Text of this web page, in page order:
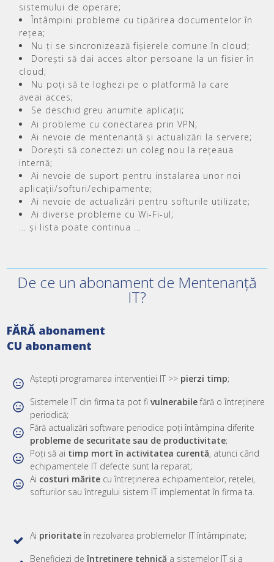
sistemului de operare;
Întâmpini probleme cu tipărirea documentelor în
rețea;
Nu ți se sincronizează fișierele comune în cloud;
Dorești să dai acces altor persoane la un fisier în
cloud;
Nu poți să te loghezi pe o platformă la care
aveai acces;
Se deschid greu anumite aplicații;
Ai probleme cu conectarea prin VPN;
Ai nevoie de mentenanță și actualizări la servere;
Dorești să conectezi un coleg nou la rețeaua
internă;
Ai nevoie de suport pentru instalarea unor noi
aplicații/softuri/echipamente;
Ai nevoie de actualizări pentru softurile utilizate;
Ai diverse probleme cu Wi-Fi-ul;
... și lista poate continua ...
De ce un abonament de Mentenanță
IT?
FĂRĂ abonament
CU abonament
Aștepți programarea intervenției IT >> pierzi timp;
Sistemele IT din firma ta pot fi vulnerabilefără o întreținere
periodică;
Fără actualizări software periodice poți întâmpina diferite
probleme de securitate sau de productivitate;
Poți să ai timp mort în activitatea curentă, atunci când
echipamentele IT defecte sunt la reparat;
Ai costuri mărite cu întreținerea echipamentelor, rețelei,
softurilor sau întregului sistem IT implementat în firma ta.
Ai prioritateîn rezolvarea problemelor IT întâmpinate;
Beneficiezi deîntreținere tehnică a sistemelor IT și a